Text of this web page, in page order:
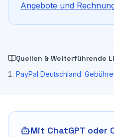
Angebote und
Quellen & Weiterführende
PayPal Deutschland:
Mit ChatGPT oder